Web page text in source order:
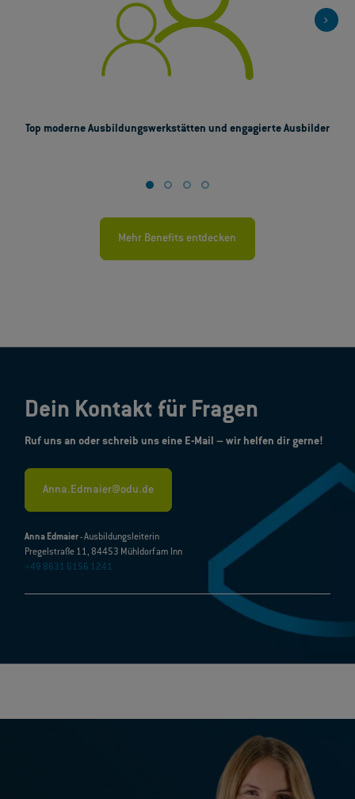
Top moderne Ausbildungswerkstätten und engagierte Ausbilder
Mehr Benefits entdecken
Dein Kontakt für Fragen
Ruf uns an oder schreib uns eine E-Mail – wir helfen dir gerne!
Anna.Edmaier@odu.de
Anna Edmaier- Ausbildungsleiterin
Pregelstraße 11, 84453 Mühldorf am Inn
+49 8631 6156 1241